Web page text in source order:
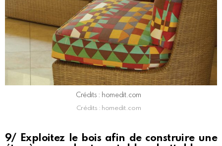
Crédits : homedit.com
Crédits : homedit.com
9/ Exploitez le bois afin de construire une